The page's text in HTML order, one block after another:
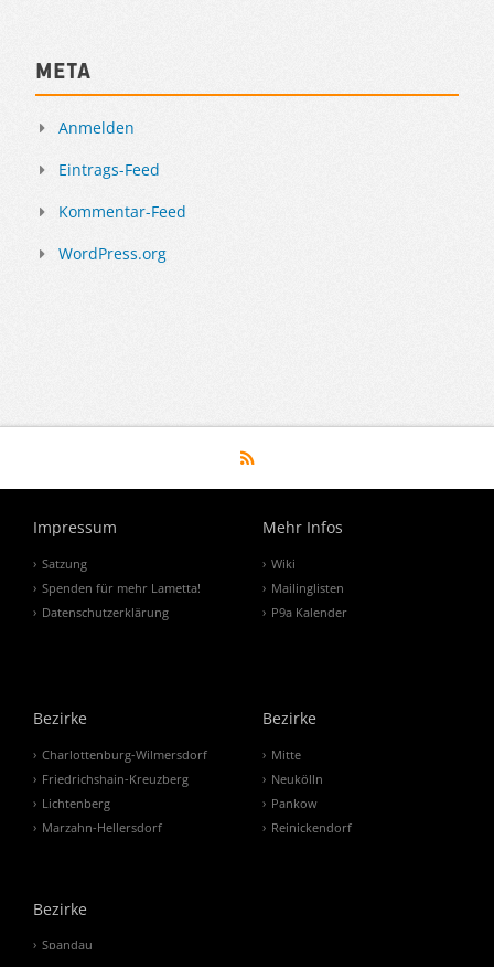
Meta
Anmelden
Eintrags-Feed
Kommentar-Feed
WordPress.org
Impressum
Satzung
Spenden für mehr Lametta!
Datenschutzerklärung
Mehr Infos
Wiki
Mailinglisten
P9a Kalender
Bezirke
Charlottenburg-Wilmersdorf
Friedrichshain-Kreuzberg
Lichtenberg
Marzahn-Hellersdorf
Bezirke
Mitte
Neukölln
Pankow
Reinickendorf
Bezirke
Spandau